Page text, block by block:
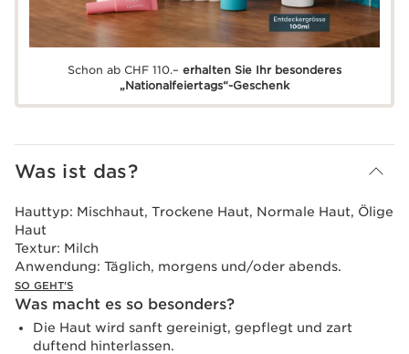
Schon ab CHF 110.–erhalten Sie Ihr besonderes
„Nationalfeiertags“-Geschenk
Was ist das?
Hauttyp: Mischhaut, Trockene Haut, Normale Haut, Ölige
Haut
Textur: Milch
Anwendung: Täglich, morgens und/oder abends.
SO GEHT'S
Was macht es so besonders?
Die Haut wird sanft gereinigt, gepflegt und zart
duftend hinterlassen.